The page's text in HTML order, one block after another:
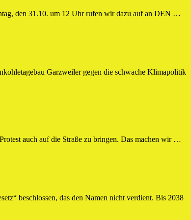
den 31.10. um 12 Uhr rufen wir dazu auf an DEN …
Garzweiler gegen die schwache Klimapolitik
auch auf die Straße zu bringen. Das machen wir …
beschlossen, das den Namen nicht verdient. Bis 2038